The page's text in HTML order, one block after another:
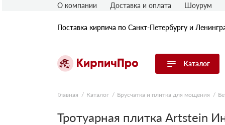
Поставка кирпича по Санкт-Петербургу и
Каталог
Перейти в каталог
Строительный (рядовой) кирпич
О компании Доставка и оплата Шоурум
Главная Каталог Брусчатка и плитка для мощения
Тротуарная плитка Artstein